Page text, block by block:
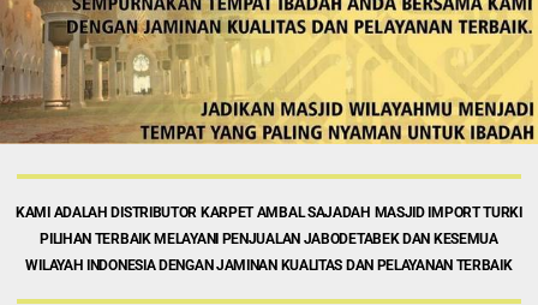
KAMI ADALAH DISTRIBUTOR KARPET AMBAL SAJADAH MASJID IMPORT TURKI
PILIHAN TERBAIK MELAYANI PENJUALAN JABODETABEK DAN KESEMUA
WILAYAH INDONESIA DENGAN JAMINAN KUALITAS DAN PELAYANAN TERBAIK